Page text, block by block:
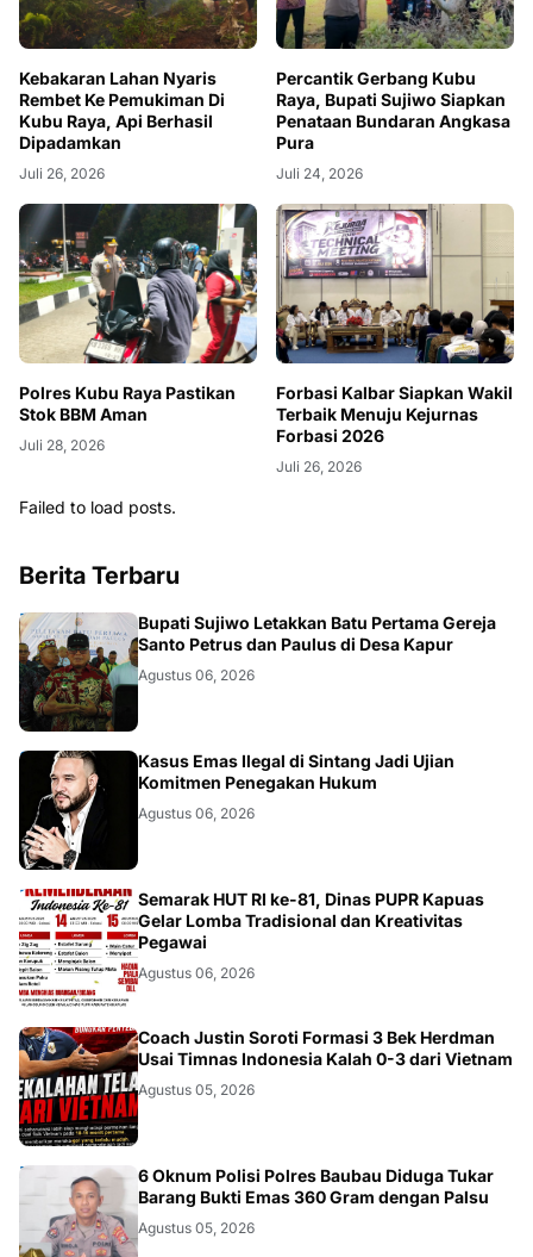
Kebakaran Lahan Nyaris
Rembet Ke Pemukiman Di
Kubu Raya, Api Berhasil
Dipadamkan
Juli 26, 2026
Percantik Gerbang Kubu
Raya, Bupati Sujiwo Siapkan
Penataan Bundaran Angkasa
Pura
Juli 24, 2026
Polres Kubu Raya Pastikan
Stok BBM Aman
Juli 28, 2026
Forbasi Kalbar Siapkan Wakil
Terbaik Menuju Kejurnas
Forbasi 2026
Juli 26, 2026
Failed to load posts.
Berita Terbaru
DAERAH
Bupati Sujiwo Letakkan Batu Pertama Gereja
Santo Petrus dan Paulus di Desa Kapur
Agustus 06, 2026
Kasus Emas Ilegal di Sintang Jadi Ujian
Komitmen Penegakan Hukum
Agustus 06, 2026
DAERAH
Semarak HUT RI ke-81, Dinas PUPR Kapuas
Gelar Lomba Tradisional dan Kreativitas
Pegawai
Agustus 06, 2026
JAKARTA
Coach Justin Soroti Formasi 3 Bek Herdman
Usai Timnas Indonesia Kalah 0-3 dari Vietnam
Agustus 05, 2026
BAUBAU
6 Oknum Polisi Polres Baubau Diduga Tukar
Barang Bukti Emas 360 Gram dengan Palsu
Agustus 05, 2026